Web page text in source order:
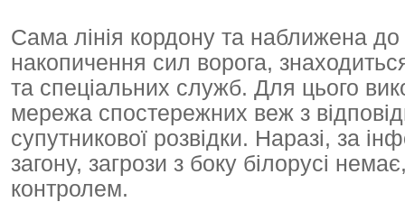
Сама лінія кордону та наближена
накопичення сил ворога,
та спеціальних служб. Для цього
мережа спостережних веж з
супутникової розвідки. Наразі, за
загону, загрози з боку білорусі
контролем.